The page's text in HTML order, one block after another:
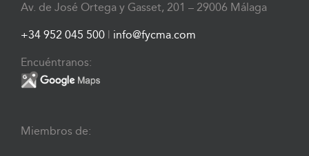
Av. de José Ortega y Gasset, 201 – 29006 Málaga
+34 952 045 500 | info@fycma.com
Encuéntranos:
Miembros de: